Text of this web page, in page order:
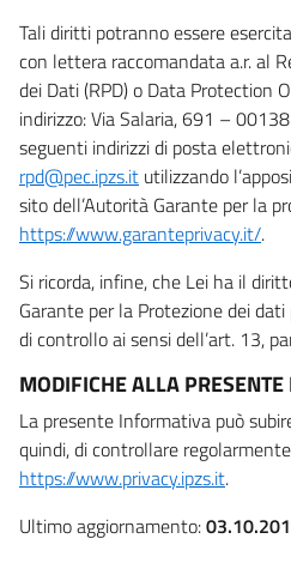
Tali diritti potranno essere
con lettera raccomandata a.r. al
dei Dati (RPD) o Data Protection
indirizzo: Via Salaria, 691 –
seguenti indirizzi di posta
rpd@pec.ipzs.it utilizzando
sito dell’Autorità Garante per la
https://www.garanteprivacy.it/.
Si ricorda, infine, che Lei ha il
Garante per la Protezione dei
di controllo ai sensi dell’art. 13,
MODIFICHE ALLA
La presente Informativa può
quindi, di controllare
https://www.privacy.ipzs.it.
Ultimo aggiornamento: